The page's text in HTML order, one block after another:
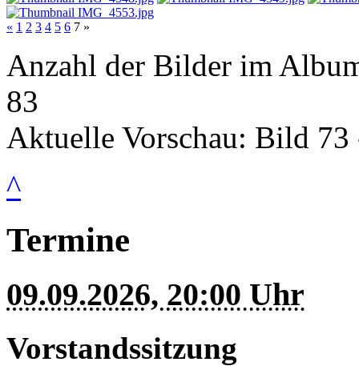
« 1 2 3 4 5 6 7 »
Anzahl der Bilder im
83
Aktuelle Vorschau: Bild 73
^
Termine
09.09.2026, 20:00 Uhr
Vorstandssitzung